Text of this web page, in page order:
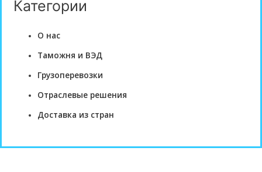
Категории
О нас
Таможня и ВЭД
Грузоперевозки
Отраслевые решения
Доставка из стран